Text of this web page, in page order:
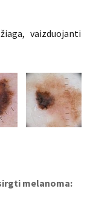
vaizduojanti
melanoma: